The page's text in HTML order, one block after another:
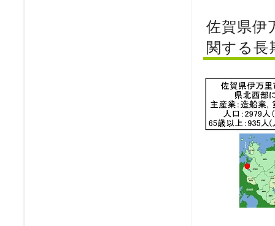
佐賀県伊
関する長